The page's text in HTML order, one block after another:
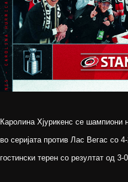
Каролина Хјурикенс се
во серијата против Лас Вегас со
гостински терен со резултат од 3-0.